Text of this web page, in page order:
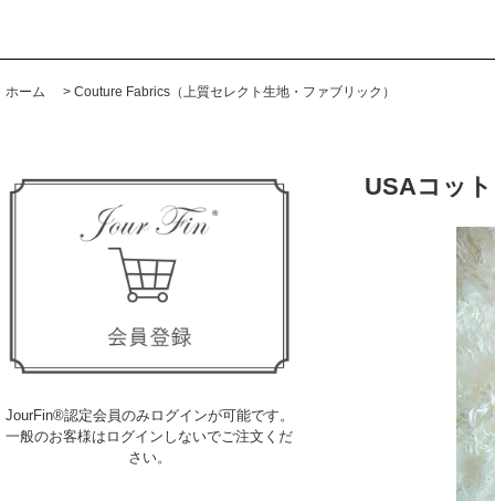
ホーム > Couture Fabrics（上質セレクト生地・ファブリック）
JourFin®認定会員のみログインが可能です。
一般のお客様はログインしないでご注文くだ
さい。
USAコッ